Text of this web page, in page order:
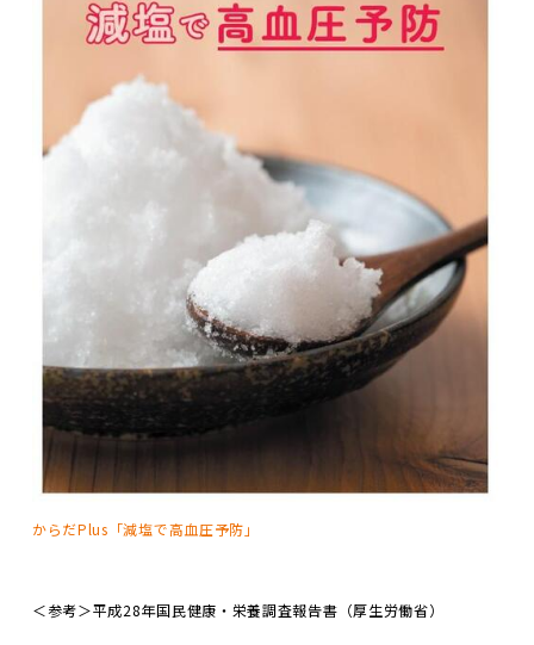
からだPlus「減塩で高血圧予防」
＜参考＞平成28年国民健康・栄養調査報告書（厚生労働省）